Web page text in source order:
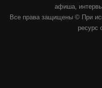
афиша,
Все права защищены © При
ресурс